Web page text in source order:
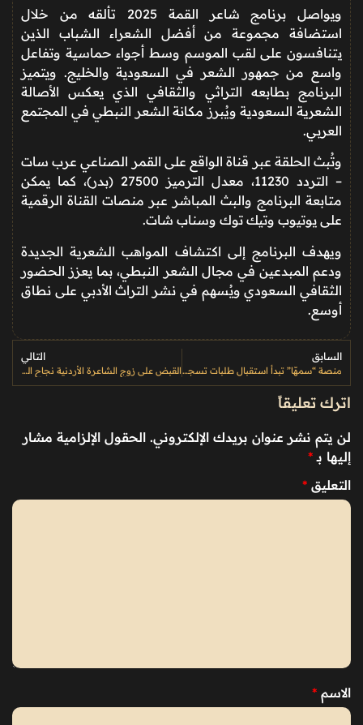
ويواصل برنامج شاعر
القمة
تألقه من خلال
استضافة مجموعة من أفضل الشعراء الشباب الذين
يتنافسون على لقب الموسم وسط أجواء حماسية وتفاعل
واسع من جمهور الشعر في السعودية والخليج. ويتميز
البرنامج بطابعه التراثي والثقافي الذي يعكس الأصالة
الشعرية السعوديةويُبرز مكانة الشعر النبطي في المجتمع
العربي.
وتُبث الحلقة عبر قناة الواقع على القمر الصناعي عرب سات
– التردد 11230، معدل الترميز 27500 (بدر)
، كما يمكن
متابعة البرنامج والبث المباشر عبر منصات القناة الرقمية
على يوتيوب وتيك توك وسناب شات.
ويهدف البرنامج إلى اكتشاف المواهب الشعرية الجديدة
ودعم المبدعين في مجال الشعر النبطي، بما يعزز الحضور
الثقافي السعوديويُسهم في نشر التراث الأدبي على نطاق
أوسع.
السابق
منصة “سمهّا” تبدأ استقبال طلبات تسجيل أسماء الإبل الدولية
التالي
القبض على زوج الشاعرة الأردنية نجاح المساعيد
اترك تعليقاً
لن يتم نشر عنوان بريدك الإلكتروني. الحقول الإلزامية مشار
إليها بـ *
التعليق *
الاسم *